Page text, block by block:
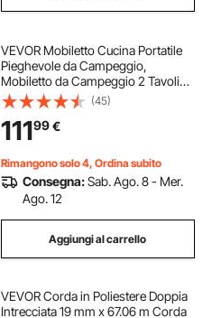
VEVOR Mobiletto Cucina Portatile
Pieghevole da Campeggio,
Mobiletto da Campeggio 2 Tavolini
Laterali Rete Metallica Paravento
Rimovibile per Fornello 3 Scomparti
Portaoggetti, Stazione Cucina BBQ
(45)
11199€
Rimangono solo 4, Ordina subito
Consegna:Sab. Ago. 8 - Mer.
Ago. 12
Aggiungi al carrello
VEVOR Corda in Poliestere Doppia
Intrecciata 19 mm x 67.06 m Corda